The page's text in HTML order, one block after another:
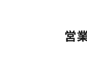
営